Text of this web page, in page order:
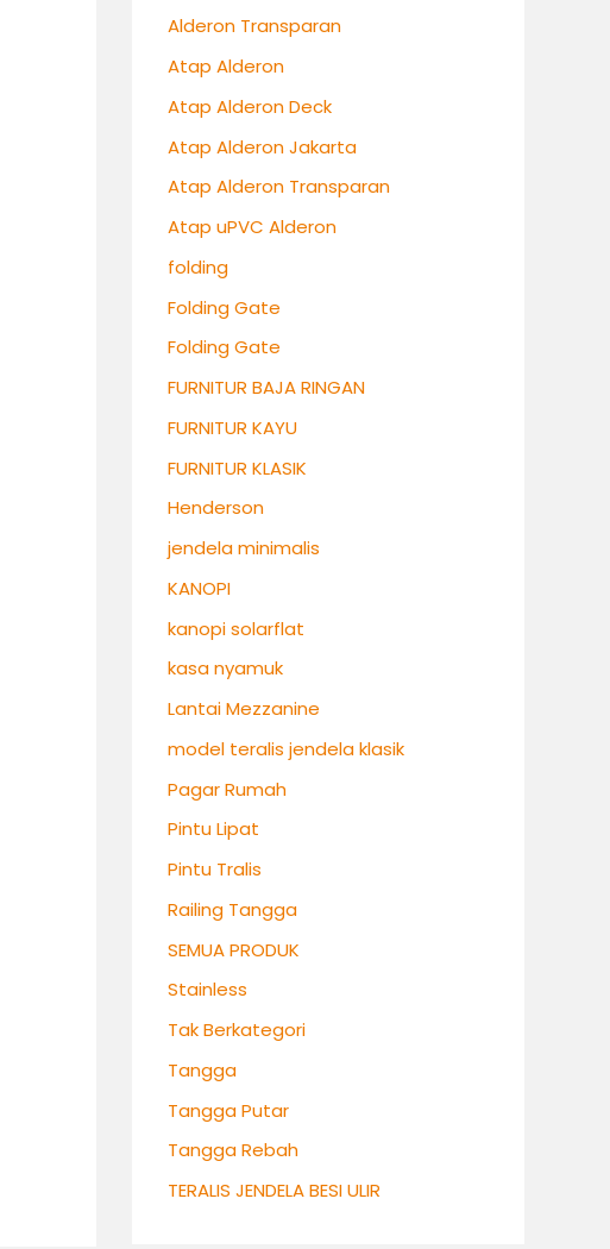
Alderon Transparan
Atap Alderon
Atap Alderon Deck
Atap Alderon Jakarta
Atap Alderon Transparan
Atap uPVC Alderon
folding
Folding Gate
Folding Gate
FURNITUR BAJA RINGAN
FURNITUR KAYU
FURNITUR KLASIK
Henderson
jendela minimalis
KANOPI
kanopi solarflat
kasa nyamuk
Lantai Mezzanine
model teralis jendela klasik
Pagar Rumah
Pintu Lipat
Pintu Tralis
Railing Tangga
SEMUA PRODUK
Stainless
Tak Berkategori
Tangga
Tangga Putar
Tangga Rebah
TERALIS JENDELA BESI ULIR